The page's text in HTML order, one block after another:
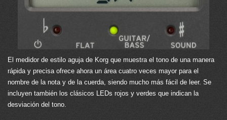
El medidor de estilo aguja de Korg que muestra el tono de una manera
rápida y precisa ofrece ahora un área cuatro veces mayor para el
nombre de la nota y de la cuerda, siendo mucho más fácil de leer. Se
incluyen también los clásicos LEDs rojos y verdes que indican la
desviación del tono.